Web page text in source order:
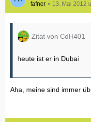
fafner 13. Mai 2012
Zitat von CdH401
heute ist er in Dubai
Aha, meine sind immer